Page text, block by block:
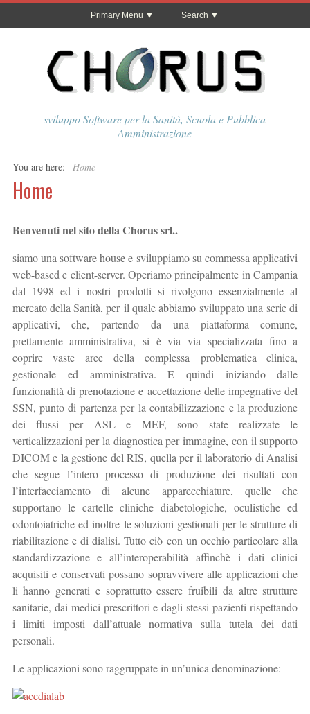
Primary Menu Search
sviluppo Software per la Sanità, Scuola e Pubblica
Amministrazione
You are here: Home
Home
Benvenuti nel sito della Chorus srl..
siamo una software house e sviluppiamo su commessa applicativi
web-based e client-server. Operiamo principalmente in Campania
dal 1998 ed i nostri prodotti si rivolgono essenzialmente al
mercato della Sanità, per il quale abbiamo sviluppato una serie di
applicativi, che, partendo da una piattaforma comune,
prettamente amministrativa, si è via via specializzata fino a
coprire vaste aree della complessa problematica clinica,
gestionale ed amministrativa. E quindi iniziando dalle
funzionalità di prenotazione e accettazione delle impegnative del
SSN, punto di partenza per la contabilizzazione e la produzione
dei flussi per ASL e MEF, sono state realizzate le
verticalizzazioni per la diagnostica per immagine, con il supporto
DICOM e la gestione del RIS, quella per il laboratorio di Analisi
che segue l’intero processo di produzione dei risultati con
l’interfacciamento di alcune apparecchiature, quelle che
supportano le cartelle cliniche diabetologiche, oculistiche ed
odontoiatriche ed inoltre le soluzioni gestionali per le strutture di
riabilitazione e di dialisi. Tutto ciò con un occhio particolare alla
standardizzazione e all’interoperabilità affinchè i dati clinici
acquisiti e conservati possano sopravvivere alle applicazioni che
li hanno generati e soprattutto essere fruibili da altre strutture
sanitarie, dai medici prescrittori e dagli stessi pazienti rispettando
i limiti imposti dall’attuale normativa sulla tutela dei dati
personali.
Le applicazioni sono raggruppate in un’unica denominazione: